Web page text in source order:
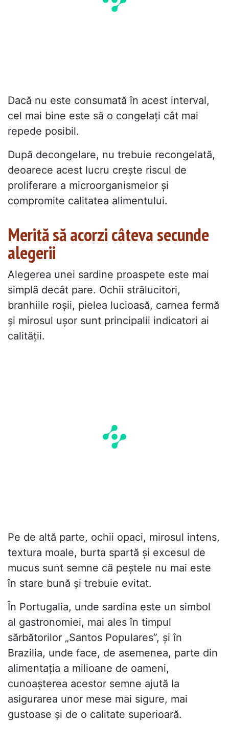
Dacă nu este consumată în acest interval,
cel mai bine este să o congelați cât mai
repede posibil.
După decongelare, nu trebuie recongelată,
deoarece acest lucru crește riscul de
proliferare a microorganismelor și
compromite calitatea alimentului.
Merită să acorzi câteva secunde
alegerii
Alegerea unei sardine proaspete este mai
simplă decât pare. Ochii strălucitori,
branhiile roșii, pielea lucioasă, carnea fermă
și mirosul ușor sunt principalii indicatori ai
calității.
Pe de altă parte, ochii opaci, mirosul intens,
textura moale, burta spartă și excesul de
mucus sunt semne că peștele nu mai este
în stare bună și trebuie evitat.
În Portugalia, unde sardina este un simbol
al gastronomiei, mai ales în timpul
sărbătorilor „Santos Populares”, și în
Brazilia, unde face, de asemenea, parte din
alimentația a milioane de oameni,
cunoașterea acestor semne ajută la
asigurarea unor mese mai sigure, mai
gustoase și de o calitate superioară.